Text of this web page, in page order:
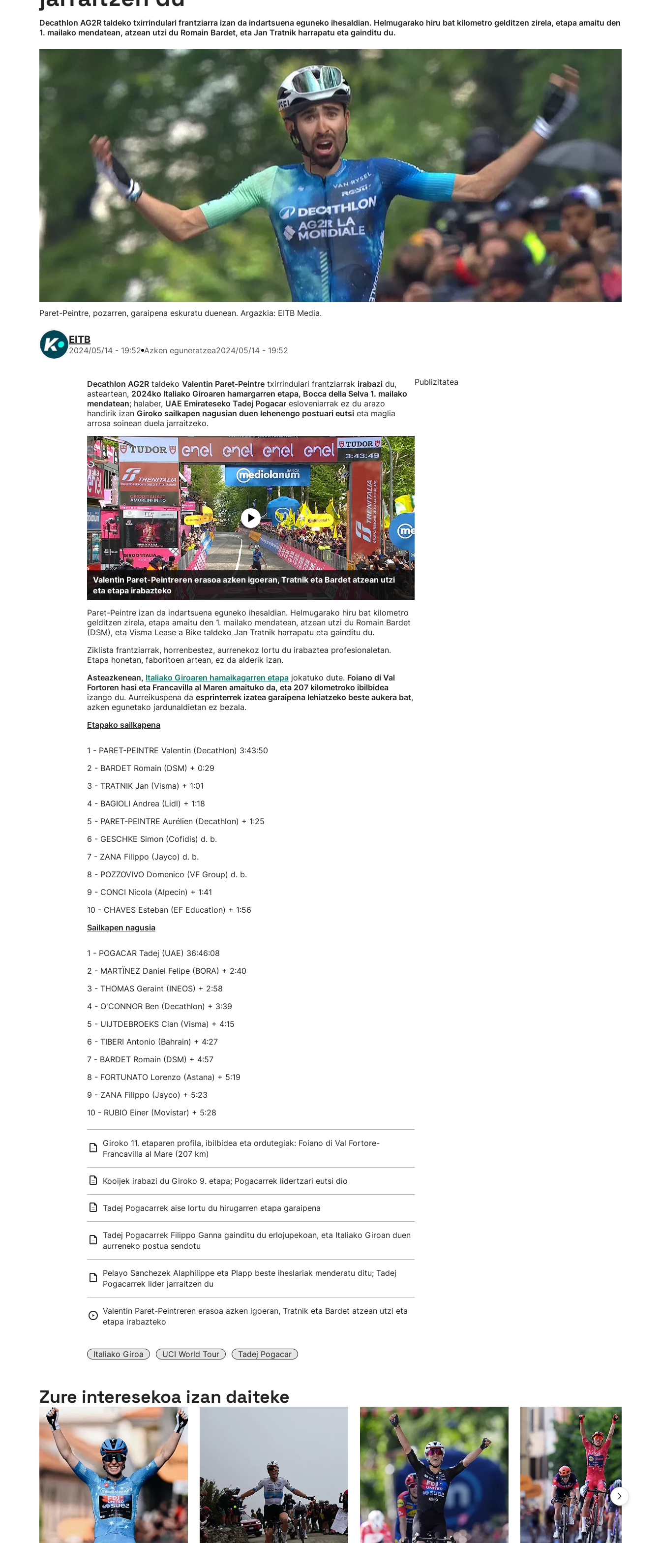
Decathlon AG2R taldeko txirrindulari frantziarra izan da indartsuena eguneko ihesaldian. Helmugarako hiru bat kilometro gelditzen zirela, etapa amaitu den
1. mailako mendatean, atzean utzi du Romain Bardet, eta Jan Tratnik harrapatu eta gainditu du.
Paret-Peintre, pozarren, garaipena eskuratu duenean. Argazkia: EITB Media.
EITB
2024/05/14 - 19:52 Azken eguneratzea2024/05/14 - 19:52
Decathlon AG2R taldeko Valentin Paret-Peintre txirrindulari frantziarrak irabazi du,
asteartean, 2024ko Italiako Giroaren hamargarren etapa, Bocca della Selva 1. mailako
mendatean; halaber, UAE Emirateseko Tadej Pogacar esloveniarrak ez du arazo
handirik izan Giroko sailkapen nagusian duen lehenengo postuari eutsi eta maglia
arrosa soinean duela jarraitzeko.
Valentin Paret-Peintreren erasoa azken igoeran, Tratnik eta Bardet atzean utzi
eta etapa irabazteko
Paret-Peintre izan da indartsuena eguneko ihesaldian. Helmugarako hiru bat kilometro
gelditzen zirela, etapa amaitu den 1. mailako mendatean, atzean utzi du Romain Bardet
(DSM), eta Visma Lease a Bike taldeko Jan Tratnik harrapatu eta gainditu du.
Ziklista frantziarrak, horrenbestez, aurrenekoz lortu du irabaztea profesionaletan.
Etapa honetan, faboritoen artean, ez da alderik izan.
Asteazkenean, Italiako Giroaren hamaikagarren etapa jokatuko dute. Foiano di Val
Fortoren hasi eta Francavilla al Maren amaituko da, eta 207 kilometroko ibilbidea
izango du. Aurreikuspena da esprinterrek izatea garaipena lehiatzeko beste aukera bat,
azken egunetako jardunaldietan ez bezala.
Etapako sailkapena
1 - PARET-PEINTRE Valentin (Decathlon) 3:43:50
2 - BARDET Romain (DSM) + 0:29
3 - TRATNIK Jan (Visma) + 1:01
4 - BAGIOLI Andrea (Lidl) + 1:18
5 - PARET-PEINTRE Aurélien (Decathlon) + 1:25
6 - GESCHKE Simon (Cofidis) d. b.
7 - ZANA Filippo (Jayco) d. b.
8 - POZZOVIVO Domenico (VF Group) d. b.
9 - CONCI Nicola (Alpecin) + 1:41
10 - CHAVES Esteban (EF Education) + 1:56
Sailkapen nagusia
1 - POGACAR Tadej (UAE) 36:46:08
2 - MARTÏNEZ Daniel Felipe (BORA) + 2:40
3 - THOMAS Geraint (INEOS) + 2:58
4 - O'CONNOR Ben (Decathlon) + 3:39
5 - UIJTDEBROEKS Cian (Visma) + 4:15
6 - TIBERI Antonio (Bahrain) + 4:27
7 - BARDET Romain (DSM) + 4:57
8 - FORTUNATO Lorenzo (Astana) + 5:19
9 - ZANA Filippo (Jayco) + 5:23
10 - RUBIO Einer (Movistar) + 5:28
Giroko 11. etaparen profila, ibilbidea eta ordutegiak: Foiano di Val Fortore-
Francavilla al Mare (207 km)
Kooijek irabazi du Giroko 9. etapa; Pogacarrek lidertzari eutsi dio
Tadej Pogacarrek aise lortu du hirugarren etapa garaipena
Tadej Pogacarrek Filippo Ganna gainditu du erlojupekoan, eta Italiako Giroan duen
aurreneko postua sendotu
Pelayo Sanchezek Alaphilippe eta Plapp beste iheslariak menderatu ditu; Tadej
Pogacarrek lider jarraitzen du
Valentin Paret-Peintreren erasoa azken igoeran, Tratnik eta Bardet atzean utzi eta
etapa irabazteko
Italiako Giroa UCI World Tour Tadej Pogacar
Publizitatea
Zure interesekoa izan daiteke